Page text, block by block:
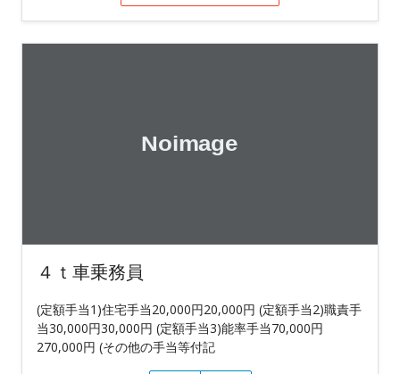
４ｔ車乗務員
(定額手当1)住宅手当20,000円20,000円 (定額手当2)職責手
当30,000円30,000円 (定額手当3)能率手当70,000円
270,000円 (その他の手当等付記